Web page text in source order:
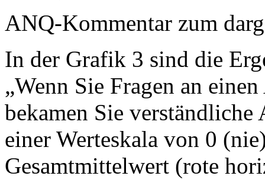
ANQ-Kommentar zum
In der Grafik 3 sind die
„Wenn Sie Fragen an
bekamen Sie
einer Werteskala von 0
Gesamtmittelwert (rote